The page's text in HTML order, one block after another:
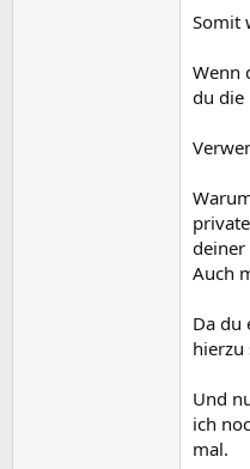
Somit
Wenn
du die
deiner
Auch
Da du
hierzu
Und
ich
mal.